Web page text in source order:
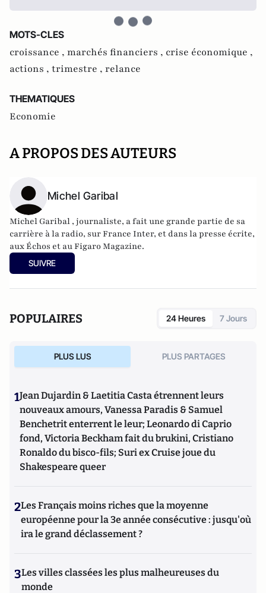
MOTS-CLES
croissance , marchés financiers , crise économique ,
actions , trimestre , relance
THEMATIQUES
Economie
A PROPOS DES AUTEURS
Michel Garibal
Michel Garibal , journaliste, a fait une grande partie de sa
carrière à la radio, sur France Inter, et dans la presse écrite,
aux Échos et au Figaro Magazine.
SUIVRE
POPULAIRES 24 Heures 7 Jours
PLUS LUS PLUS PARTAGES
1Jean Dujardin & Laetitia Casta étrennent leurs
nouveaux amours, Vanessa Paradis & Samuel
Benchetrit enterrent le leur; Leonardo di Caprio
fond, Victoria Beckham fait du brukini, Cristiano
Ronaldo du bisco-fils; Suri ex Cruise joue du
Shakespeare queer
2Les Français moins riches que la moyenne
européenne pour la 3e année consécutive : jusqu'où
ira le grand déclassement ?
3Les villes classées les plus malheureuses du
monde